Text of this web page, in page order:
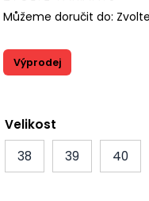
Výprodej
Můžeme doručit do:
Velikost
38
39 40